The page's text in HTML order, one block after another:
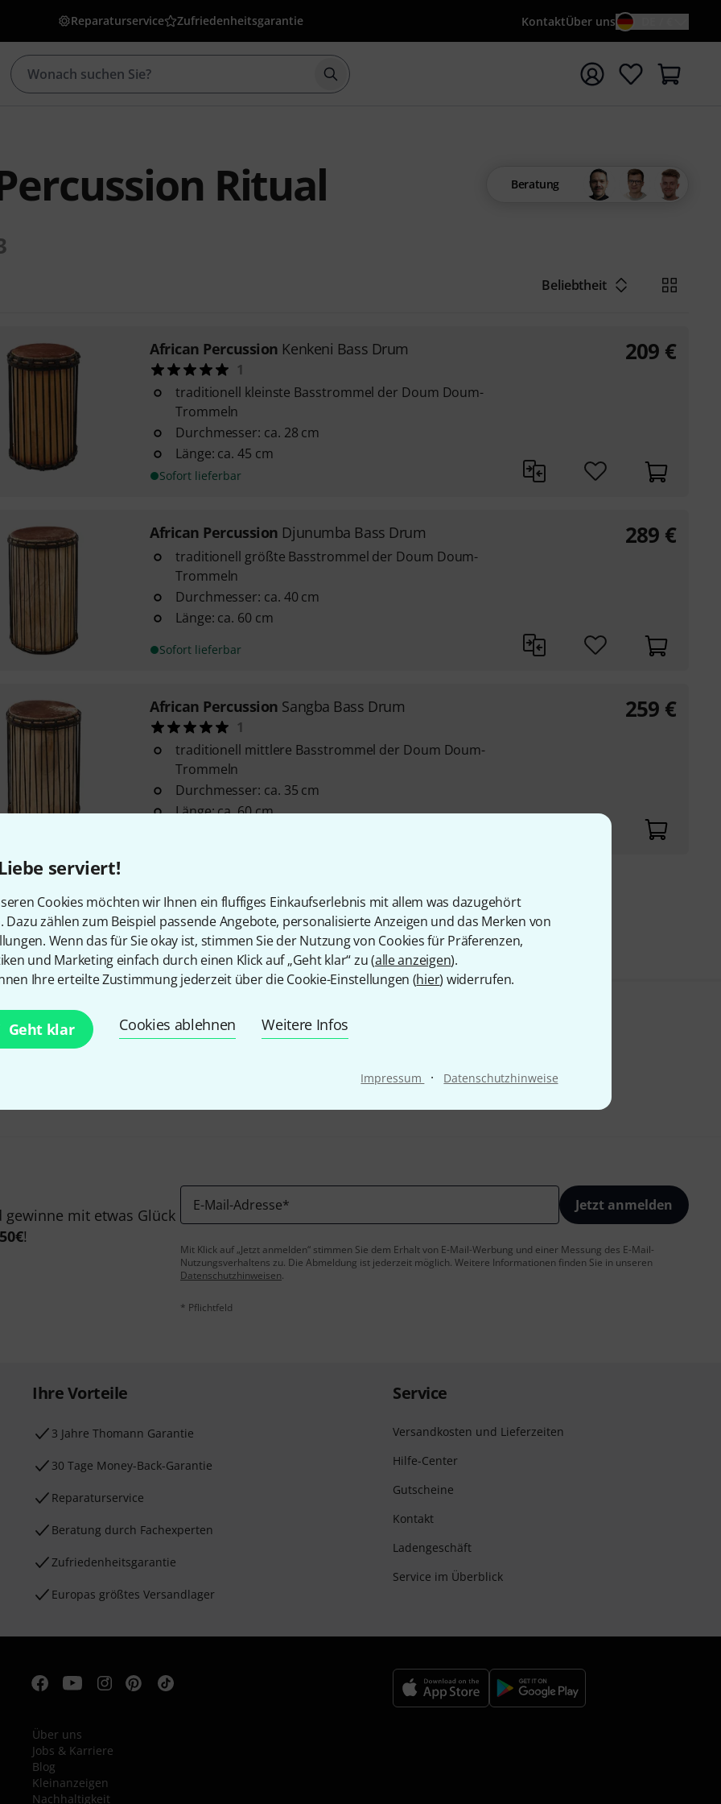
serviert!
Cookies möchten wir Ihnen ein fluffiges Einkaufserlebnis mit allem was dazugehört
Dazu zählen zum Beispiel passende Angebote, personalisierte Anzeigen und das Merken von
Wenn das für Sie okay ist, stimmen Sie der Nutzung von Cookies für Präferenzen,
und Marketing einfach durch einen Klick auf „Geht klar“ zu (alle anzeigen).
Ihre erteilte Zustimmung jederzeit über die Cookie-Einstellungen (hier) widerrufen.
Geht klar Cookies ablehnen Weitere Infos
Impressum · Datenschutzhinweise
Reparaturservice Zufriedenheitsgarantie KontaktÜber uns
Suche mit Suchwort {searchTerm} starten
Ritual
Beratung
Beliebtheit
African Percussion Kenkeni Bass Drum
1
traditionell kleinste Basstrommel der Doum Doum-
Trommeln
Durchmesser: ca. 28 cm
Länge: ca. 45 cm
Sofort lieferbar
209 €
African Percussion Djunumba Bass Drum
traditionell größte Basstrommel der Doum Doum-
Trommeln
Durchmesser: ca. 40 cm
Länge: ca. 60 cm
Sofort lieferbar
289 €
African Percussion Sangba Bass Drum
1
traditionell mittlere Basstrommel der Doum Doum-
Trommeln
Durchmesser: ca. 35 cm
Länge: ca. 60 cm
259 €
Kostenloser Versand ab 29 €
Alle Preise inkl. MwSt.
Gefällt Ihnen, was Sie sehen?
mit etwas Glück
50€!
E-Mail-Adresse* Jetzt anmelden
Mit Klick auf „Jetzt anmelden“ stimmen Sie dem Erhalt von E-Mail-Werbung und einer Messung des E-Mail-
Nutzungsverhaltens zu. Die Abmeldung ist jederzeit möglich. Weitere Informationen finden Sie in unseren
Datenschutzhinweisen.
* Pflichtfeld
Ihre Vorteile
3 Jahre Thomann Garantie
30 Tage Money-Back-Garantie
Reparaturservice
Beratung durch Fachexperten
Zufriedenheitsgarantie
Europas größtes Versandlager
Service
Versandkosten und Lieferzeiten
Hilfe-Center
Gutscheine
Kontakt
Ladengeschäft
Service im Überblick
Über uns
Jobs & Karriere
Blog
Kleinanzeigen
Nachhaltigkeit